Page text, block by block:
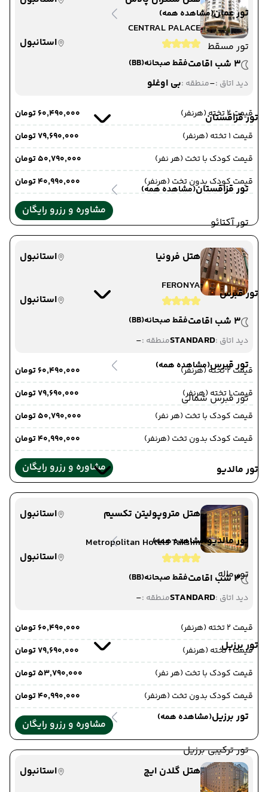
تور عمان(مشاهده همه)
تور مسقط
تور قزاقستان
تور قزاقستان(مشاهده همه)
تور آکتائو
تور قبرس
تور قبرس(مشاهده همه)
تور قبرس شمالی
تور مالدیو
تور مالدیو(مشاهده همه)
تور ماله
تور برزیل
تور برزیل(مشاهده همه)
تور ترکیبی برزیل
CENTRAL PALACE
استانبول
3 شب اقامت
فقط صبحانه(BB)
دید اتاق :-منطقه :بی اوغلو
قیمت 2 تخته (هرنفر)
۶۰٬۴۹۰٬۰۰۰ تومان
قیمت 1 تخته (هرنفر)
۷۹٬۶۹۰٬۰۰۰ تومان
قیمت کودک با تخت (هر نفر)
۵۰٬۷۹۰٬۰۰۰ تومان
قیمت کودک بدون تخت (هرنفر)
۴۰٬۹۹۰٬۰۰۰ تومان
مشاوره و رزرو رایگان
هتل فرونیا
استانبول
FERONYA
استانبول
3 شب اقامت
فقط صبحانه(BB)
دید اتاق :STANDARDمنطقه :-
قیمت 2 تخته (هرنفر)
۶۰٬۴۹۰٬۰۰۰ تومان
قیمت 1 تخته (هرنفر)
۷۹٬۶۹۰٬۰۰۰ تومان
قیمت کودک با تخت (هر نفر)
۵۰٬۷۹۰٬۰۰۰ تومان
قیمت کودک بدون تخت (هرنفر)
۴۰٬۹۹۰٬۰۰۰ تومان
مشاوره و رزرو رایگان
هتل متروپولیتن تکسیم
استانبول
Metropolitan Hotels Taksim
استانبول
3 شب اقامت
فقط صبحانه(BB)
دید اتاق :STANDARDمنطقه :-
قیمت 2 تخته (هرنفر)
۶۰٬۴۹۰٬۰۰۰ تومان
قیمت 1 تخته (هرنفر)
۷۹٬۶۹۰٬۰۰۰ تومان
قیمت کودک با تخت (هر نفر)
۵۳٬۷۹۰٬۰۰۰ تومان
قیمت کودک بدون تخت (هرنفر)
۴۰٬۹۹۰٬۰۰۰ تومان
مشاوره و رزرو رایگان
هتل گلدن ایج
استانبول